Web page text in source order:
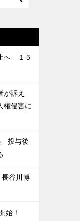
へ １５
訴え
権侵害に
投与後
谷川博
始！